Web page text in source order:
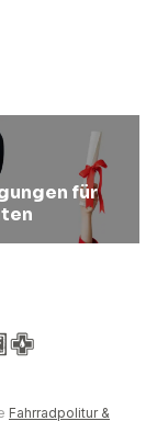
für
Fahrradpolitur &